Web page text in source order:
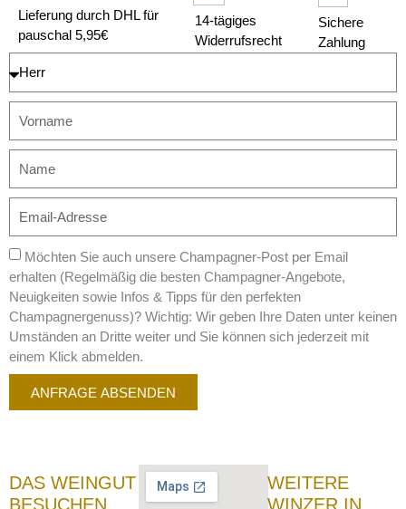
Lieferung durch DHL für
pauschal 5,95€
14-tägiges
Widerrufsrecht
Sichere
Zahlung
Möchten Sie auch unsere Champagner-Post per Email
erhalten (Regelmäßig die besten Champagner-Angebote,
Neuigkeiten sowie Infos & Tipps für den perfekten
Champagnergenuss)? Wichtig: Wir geben Ihre Daten unter keinen
Umständen an Dritte weiter und Sie können sich jederzeit mit
einem Klick abmelden.
ANFRAGE ABSENDEN
DAS WEINGUT
BESUCHEN
WEITERE
WINZER IN